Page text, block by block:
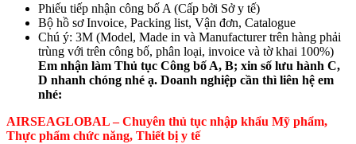
Phiếu tiếp nhận công bố A (Cấp bởi Sở y tế)
Bộ hồ sơ Invoice, Packing list, Vận đơn, Catalogue
Chú ý: 3M (Model, Made in và Manufacturer trên hàng phải
trùng với trên công bố, phân loại, invoice và tờ khai 100%)
Em nhận làm Thủ tục Công bố A, B; xin số lưu hành C,
D nhanh chóng nhé ạ. Doanh nghiệp cần thì liên hệ em
nhé:
AIRSEAGLOBAL – Chuyên thủ tục nhập khẩu Mỹ phẩm,
Thực phẩm chức năng, Thiết bị y tế